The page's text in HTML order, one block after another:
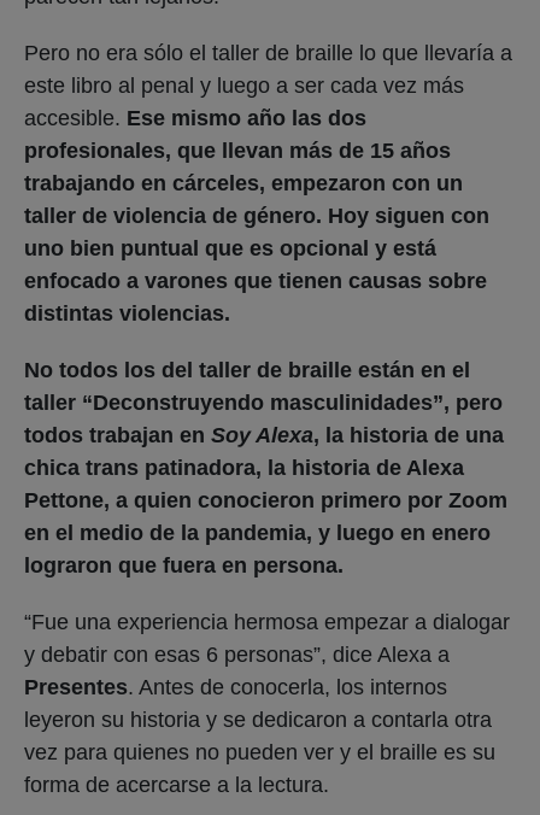
Pero no era sólo el taller de braille lo que llevaría a
este libro al penal y luego a ser cada vez más
accesible. Ese mismo año las dos
profesionales, que llevan más de 15 años
trabajando en cárceles, empezaron con un
taller de violencia de género. Hoy siguen con
uno bien puntual que es opcional y está
enfocado a varones que tienen causas sobre
distintas violencias.
No todos los del taller de braille están en el
taller “Deconstruyendo masculinidades”, pero
todos trabajan en Soy Alexa, la historia de una
chica trans patinadora, la historia de Alexa
Pettone, a quien conocieron primero por Zoom
en el medio de la pandemia, y luego en enero
lograron que fuera en persona.
“Fue una experiencia hermosa empezar a dialogar
y debatir con esas 6 personas”, dice Alexa a
Presentes. Antes de conocerla, los internos
leyeron su historia y se dedicaron a contarla otra
vez para quienes no pueden ver y el braille es su
forma de acercarse a la lectura.